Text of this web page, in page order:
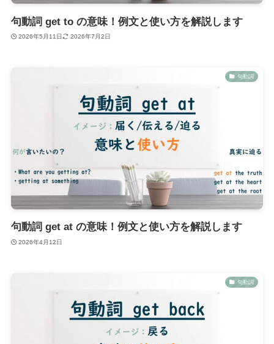
句動詞 get to の意味！例文と使い方を解説します
2026年5月11日 2026年7月2日
句動詞
句動詞 get at の意味！例文と使い方を解説します
2026年4月12日
句動詞